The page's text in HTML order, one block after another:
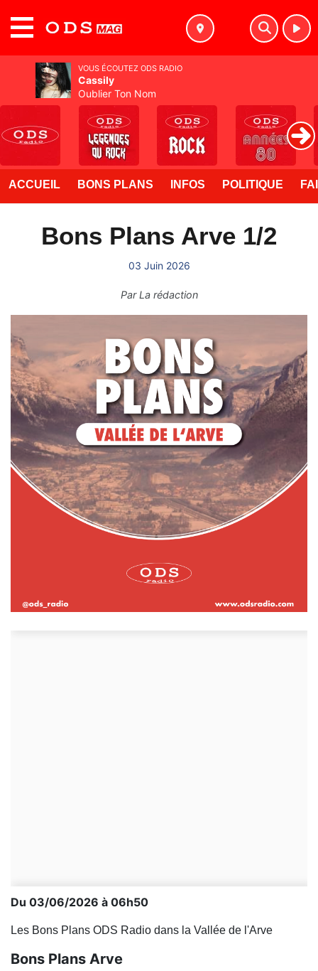
ACCUEIL BONS PLANS INFOS POLITIQUE
Bons Plans Arve 1/2
03 Juin 2026
ParLa rédaction
Du 03/06/2026 à 06h50
Les Bons Plans ODS Radio dans la Vallée de l'Arve
Bons Plans Arve
VOUS ÉCOUTEZ ODS RADIO
Cassily
Oublier Ton Nom